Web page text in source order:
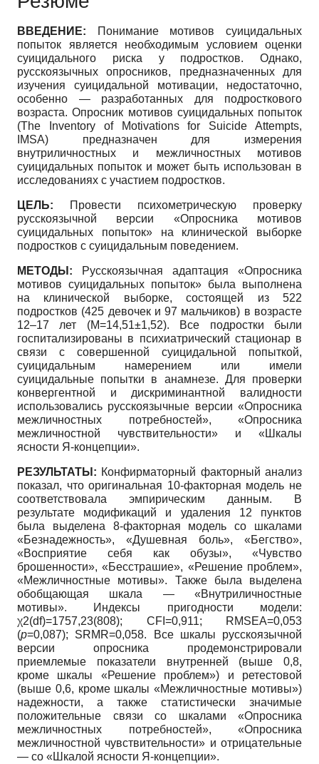
ВВЕДЕНИЕ:
Понимание мотивов суицидальных
попыток является необходимым условием оценки
суицидального риска у подростков. Однако,
русскоязычных опросников, предназначенных для
изучения суицидальной мотивации, недостаточно,
особенно — разработанных для подросткового
возраста. Опросник мотивов суицидальных попыток
(The Inventory of Motivations for Suicide Attempts,
IMSA) предназначен для измерения
внутриличностных и межличностных мотивов
суицидальных попыток и может быть использован в
исследованиях с участием подростков.
ЦЕЛЬ:
Провести психометрическую проверку
русскоязычной версии «Опросника мотивов
суицидальных попыток» на клинической выборке
подростков с суицидальным поведением.
МЕТОДЫ:
Русскоязычная адаптация «Опросника
мотивов суицидальных попыток» была выполнена
на клинической выборке, состоящей из 522
подростков (425 девочек и 97 мальчиков) в возрасте
12–17 лет (M=14,51±1,52). Все подростки были
госпитализированы в психиатрический стационар в
связи с совершенной суицидальной попыткой,
суицидальным намерением или имели
суицидальные попытки в анамнезе. Для проверки
конвергентной и дискриминантной валидности
использовались русскоязычные версии «Опросника
межличностных потребностей», «Опросника
межличностной чувствительности» и «Шкалы
ясности Я-концепции».
РЕЗУЛЬТАТЫ: Конфирматорный факторный анализ
показал, что оригинальная 10-факторная модель не
соответствовала эмпирическим данным. В
результате модификаций и удаления 12 пунктов
была выделена 8-факторная модель со шкалами
«Безнадежность», «Душевная боль», «Бегство»,
«Восприятие себя как обузы», «Чувство
брошенности», «Бесстрашие», «Решение проблем»,
«Межличностные мотивы». Также была выделена
обобщающая шкала — «Внутриличностные
мотивы». Индексы пригодности модели:
χ2(df)=1757,23(808); CFI=0,911; RMSEA=0,053
(p=0,087); SRMR=0,058. Все шкалы русскоязычной
версии опросника продемонстрировали
приемлемые показатели внутренней (выше 0,8,
кроме шкалы «Решение проблем») и ретестовой
(выше 0,6, кроме шкалы «Межличностные мотивы»)
надежности, а также статистически значимые
положительные связи со шкалами «Опросника
межличностных потребностей», «Опросника
межличностной чувствительности» и отрицательные
— со «Шкалой ясности Я-концепции».